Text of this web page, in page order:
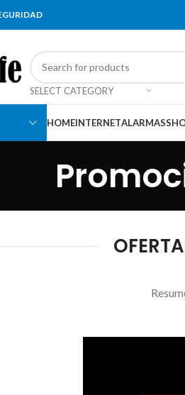
SELECT CATEGORY
HOMEINTERNETALARMAS